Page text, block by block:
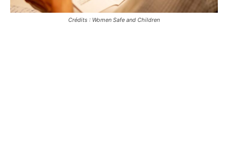
Crédits : Women Safe and Children